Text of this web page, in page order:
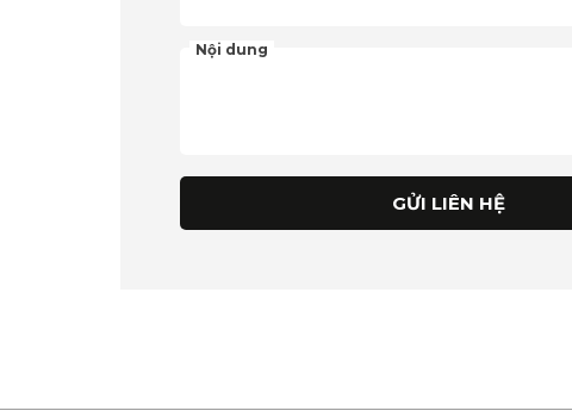
Nội dung
GỬI LIÊN HỆ